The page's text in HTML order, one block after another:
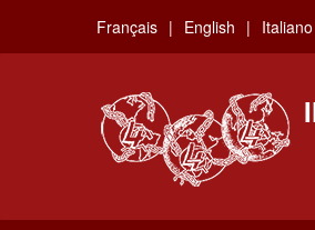
main
Français English Italiano